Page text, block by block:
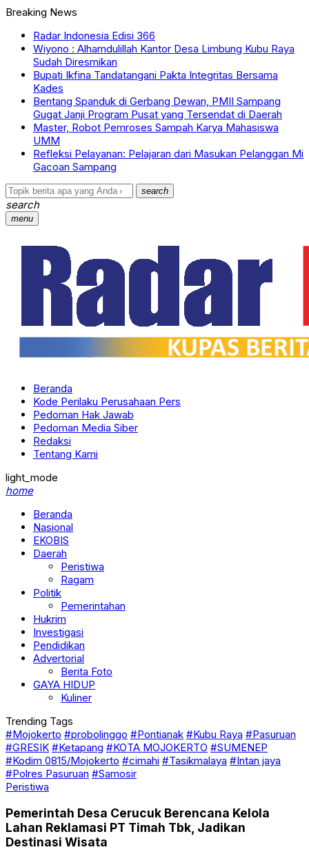
Breaking News
Radar Indonesia Edisi 366
Wiyono : Alhamdulillah Kantor Desa Limbung Kubu Raya
Sudah Diresmikan
Bupati Ikfina Tandatangani Pakta Integritas Bersama
Kades
Bentang Spanduk di Gerbang Dewan, PMII Sampang
Gugat Janji Program Pusat yang Tersendat di Daerah
Master, Robot Pemroses Sampah Karya Mahasiswa
UMM
Refleksi Pelayanan: Pelajaran dari Masukan Pelanggan Mi
Gacoan Sampang
search
search
menu
Beranda
Kode Perilaku Perusahaan Pers
Pedoman Hak Jawab
Pedoman Media Siber
Redaksi
Tentang Kami
light_mode
home
Beranda
Nasional
EKOBIS
Daerah
Peristiwa
Ragam
Politik
Pemerintahan
Hukrim
Investigasi
Pendidikan
Advertorial
Berita Foto
GAYA HIDUP
Kuliner
Trending Tags
#Mojokerto #probolinggo #Pontianak #Kubu Raya #Pasuruan
#GRESIK #Ketapang #KOTA MOJOKERTO #SUMENEP
#Kodim 0815/Mojokerto #cimahi #Tasikmalaya #Intan jaya
#Polres Pasuruan #Samosir
Peristiwa
Pemerintah Desa Cerucuk Berencana Kelola
Lahan Reklamasi PT Timah Tbk, Jadikan
Destinasi Wisata